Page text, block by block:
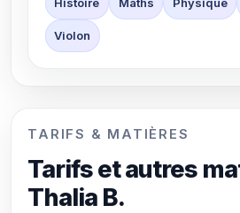
Violon
TARIFS & MATIÈRES
Tarifs et autres
Thalia B.